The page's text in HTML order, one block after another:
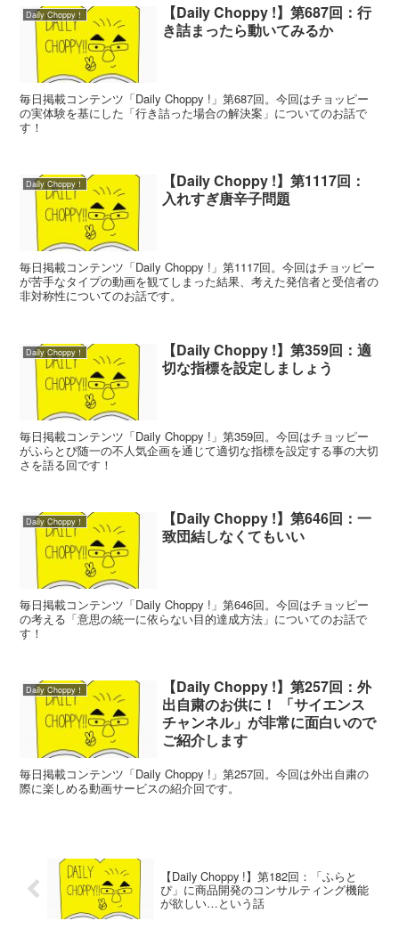
Daily Choppy！
【Daily Choppy !】第687回：行
き詰まったら動いてみるか
毎日掲載コンテンツ「Daily Choppy !」第687回。今回はチョッピー
の実体験を基にした「行き詰った場合の解決案」についてのお話で
す！
Daily Choppy！
【Daily Choppy !】第1117回：
入れすぎ唐辛子問題
毎日掲載コンテンツ「Daily Choppy !」第1117回。今回はチョッピー
が苦手なタイプの動画を観てしまった結果、考えた発信者と受信者の
非対称性についてのお話です。
Daily Choppy！
【Daily Choppy !】第359回：適
切な指標を設定しましょう
毎日掲載コンテンツ「Daily Choppy !」第359回。今回はチョッピー
がふらとぴ随一の不人気企画を通じて適切な指標を設定する事の大切
さを語る回です！
Daily Choppy！
【Daily Choppy !】第646回：一
致団結しなくてもいい
毎日掲載コンテンツ「Daily Choppy !」第646回。今回はチョッピー
の考える「意思の統一に依らない目的達成方法」についてのお話で
す！
Daily Choppy！
【Daily Choppy !】第257回：外
出自粛のお供に！ 「サイエンス
チャンネル」が非常に面白いので
ご紹介します
毎日掲載コンテンツ「Daily Choppy !」第257回。今回は外出自粛の
際に楽しめる動画サービスの紹介回です。
【Daily Choppy !】第182回：「ふらと
ぴ」に商品開発のコンサルティング機能
が欲しい…という話